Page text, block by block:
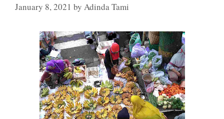
January 8, 2021 by Adinda Tami